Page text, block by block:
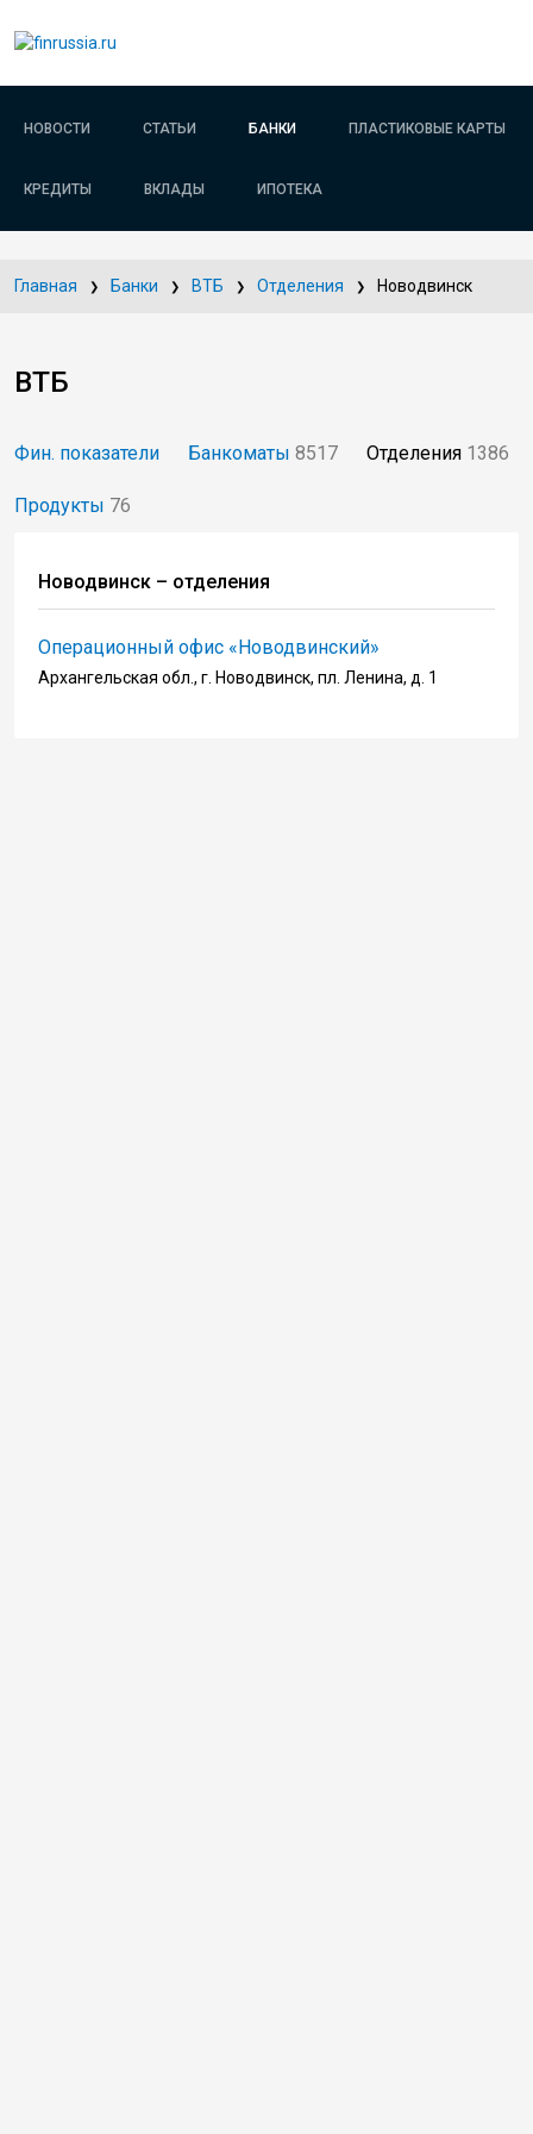
НОВОСТИ СТАТЬИ БАНКИ ПЛАСТИКОВЫЕ КАРТЫ
КРЕДИТЫ ВКЛАДЫ ИПОТЕКА
Главная Банки ВТБ Отделения Новодвинск
ВТБ
Фин. показатели Банкоматы 8517 Отделения 1386
Продукты 76
Новодвинск – отделения
Операционный офис «Новодвинский»
Архангельская обл., г. Новодвинск, пл. Ленина, д. 1